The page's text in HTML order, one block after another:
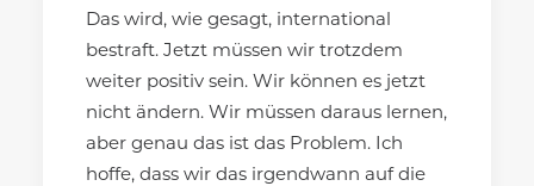
Das wird, wie gesagt, international
bestraft. Jetzt müssen wir trotzdem
weiter positiv sein. Wir können es jetzt
nicht ändern. Wir müssen daraus lernen,
aber genau das ist das Problem. Ich
hoffe, dass wir das irgendwann auf die